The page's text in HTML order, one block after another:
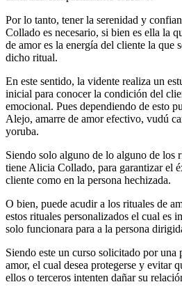
Por lo tanto, tener la serenidad y
Collado es necesario, si bien es ella la
de amor es la energía del cliente la que
dicho ritual.
En este sentido, la vidente realiza un
inicial para conocer la condición del
emocional. Pues dependiendo de esto
Alejo, amarre de amor efectivo, vudú
yoruba.
Siendo solo alguno de lo alguno de los
tiene Alicia Collado, para garantizar el
cliente como en la persona hechizada.
O bien, puede acudir a los rituales de
estos rituales personalizados el cual es
solo funcionara para a la persona
Siendo este un curso solicitado por una
amor, el cual desea protegerse y evitar
ellos o terceros intenten dañar su